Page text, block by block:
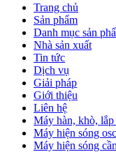
Trang chủ
Sản phẩm
Danh mục sản
Nhà sản xuất
Tin tức
Dịch vụ
Giải pháp
Giới thiệu
Liên hệ
Máy hàn, khò,
Máy hiện sóng
Máy hiện sóng